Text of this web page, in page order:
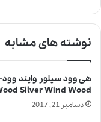
نوشته های مشابه
Silver Wind Wood
دسامبر 21, 2017